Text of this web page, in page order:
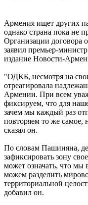
Армения ищет других
однако страна пока не
Организации договора
заявил премьер-
издание Новости-
"ОДКБ, несмотря на
отреагировала
Армении. При всем
фиксируем, что для
зачем мы каждый раз
повторяем то же самое,
сказал он.
По словам Пашиняна,
зафиксировать зону
может означать, что мы
можем разделить
территориальной
добавил он.